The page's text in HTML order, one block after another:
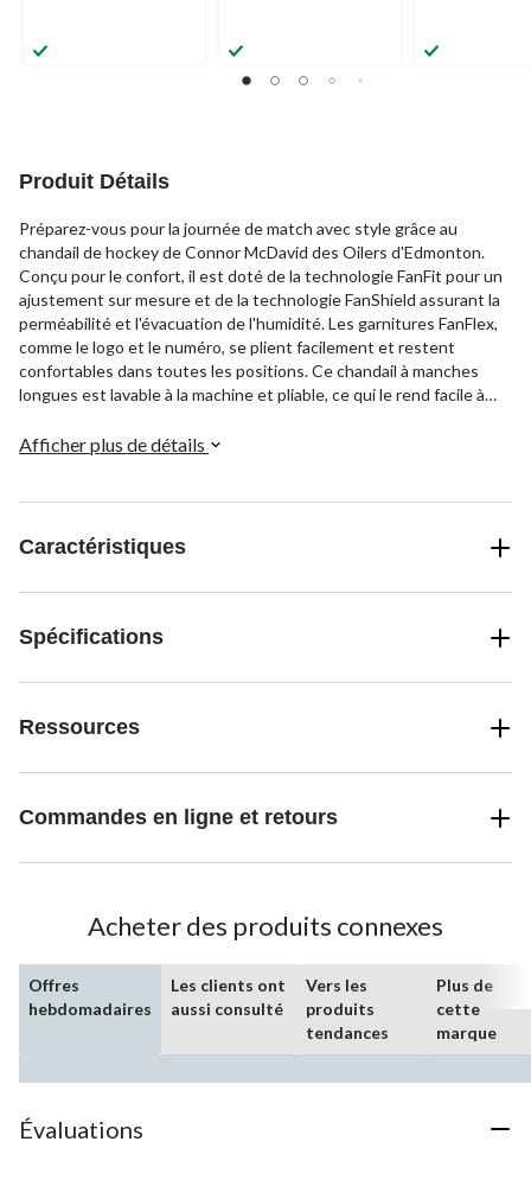
Produit Détails
Préparez-vous pour la journée de match avec style grâce au
chandail de hockey de Connor McDavid des Oilers d'Edmonton.
Conçu pour le confort, il est doté de la technologie FanFit pour un
ajustement sur mesure et de la technologie FanShield assurant la
perméabilité et l'évacuation de l'humidité. Les garnitures FanFlex,
comme le logo et le numéro, se plient facilement et restent
confortables dans toutes les positions. Ce chandail à manches
longues est lavable à la machine et pliable, ce qui le rend facile à
les amateurs des Oilers d'Edmonton.
Afficher plus de détails
Caractéristiques
Spécifications
Ressources
Commandes en ligne et retours
Acheter des produits connexes
Offres
hebdomadaires
Les clients ont
aussi consulté
Vers les
produits
tendances
Plus de
cette
marque
Évaluations